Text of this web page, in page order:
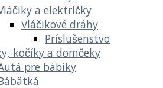
a električky
Vláčikové dráhy
Príslušenstvo
kočíky a domčeky
pre bábiky